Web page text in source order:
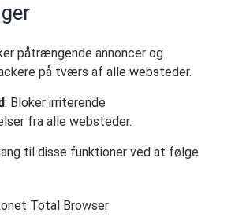
påtrængende annoncer og
på tværs af alle websteder.
: Bloker irriterende
fra alle websteder.
til disse funktioner ved at følge
Total Browser